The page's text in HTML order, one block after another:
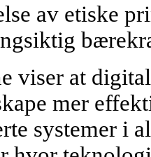
av etiske
viser at
mer
systemer i